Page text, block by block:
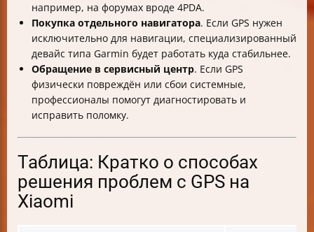
например, на форумах вроде 4PDA.
Покупка отдельного навигатора. Если GPS нужен
исключительно для навигации, специализированный
девайс типа Garmin будет работать куда стабильнее.
Обращение в сервисный центр. Если GPS
физически повреждён или сбои системные,
профессионалы помогут диагностировать и
исправить поломку.
Таблица: Кратко о способах
решения проблем с GPS на
Xiaomi